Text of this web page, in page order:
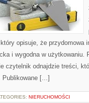
opisuje, że przydomowa
i wygodna w użytkowaniu.
czytelnik odnajdzie treści,
Publikowane […]
NIERUCHOMOŚCI